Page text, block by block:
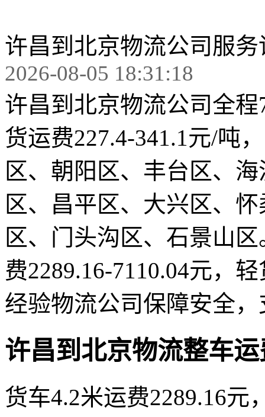
许昌到北京物流公司服务
2026-08-05 18:31:18
许昌到北京物流公司全
货运费227.4-341.1元/吨
区、朝阳区、丰台区、
区、昌平区、大兴区、
区、门头沟区、石景山
费2289.16-7110.04元，
经验物流公司保障安全
许昌到北京物流整车
货车4.2米运费2289.16元